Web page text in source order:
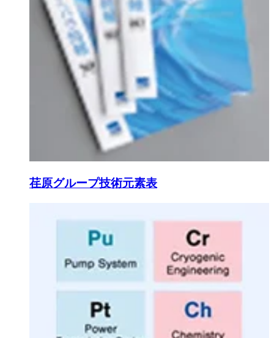
荏原グループ技術元素表